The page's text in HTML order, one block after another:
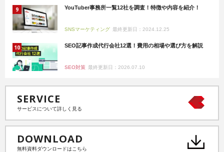
YouTuber事務所一覧12社を調査！特徴や内容を紹介！
SNSマーケティング 最終更新日：2024.12.25
SEO記事作成代行会社12選！費用の相場や選び方を解説
SEO対策 最終更新日：2026.07.10
SERVICE
サービスについて詳しく見る
DOWNLOAD
無料資料ダウンロードはこちら